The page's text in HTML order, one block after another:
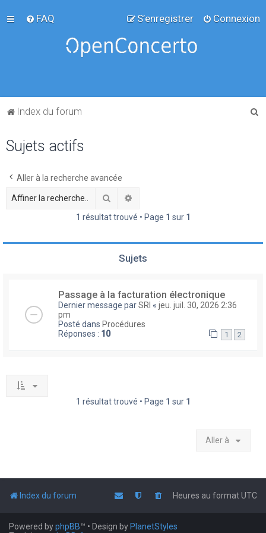
FAQ Connexion
S’enregistrer
Index du forum
e
Sujets actifs
Aller à la recherche avancée
Rechercher
1 résultat trouvé • Page 1 sur 1
Sujets
Passage à la facturation électronique
Dernier message parSRI « jeu. juil. 30, 2026 2:36
pm
Posté dans Procédures
Réponses : 10 1 2
1 résultat trouvé • Page 1 sur 1
Aller à
Index du forum Heures au formatUTC
Powered byphpBB™ • Design by PlanetStyles